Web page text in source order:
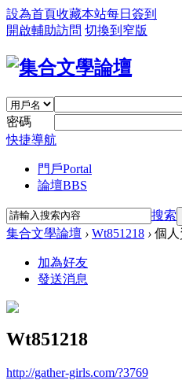
設為首頁收藏本站每日簽到
開啟輔助訪問 切換到窄版
密碼
快捷導航
門戶Portal
論壇BBS
搜索
集合文學論壇 › Wt851218 › 個
加為好友
發送消息
Wt851218
http://gather-girls.com/?3769